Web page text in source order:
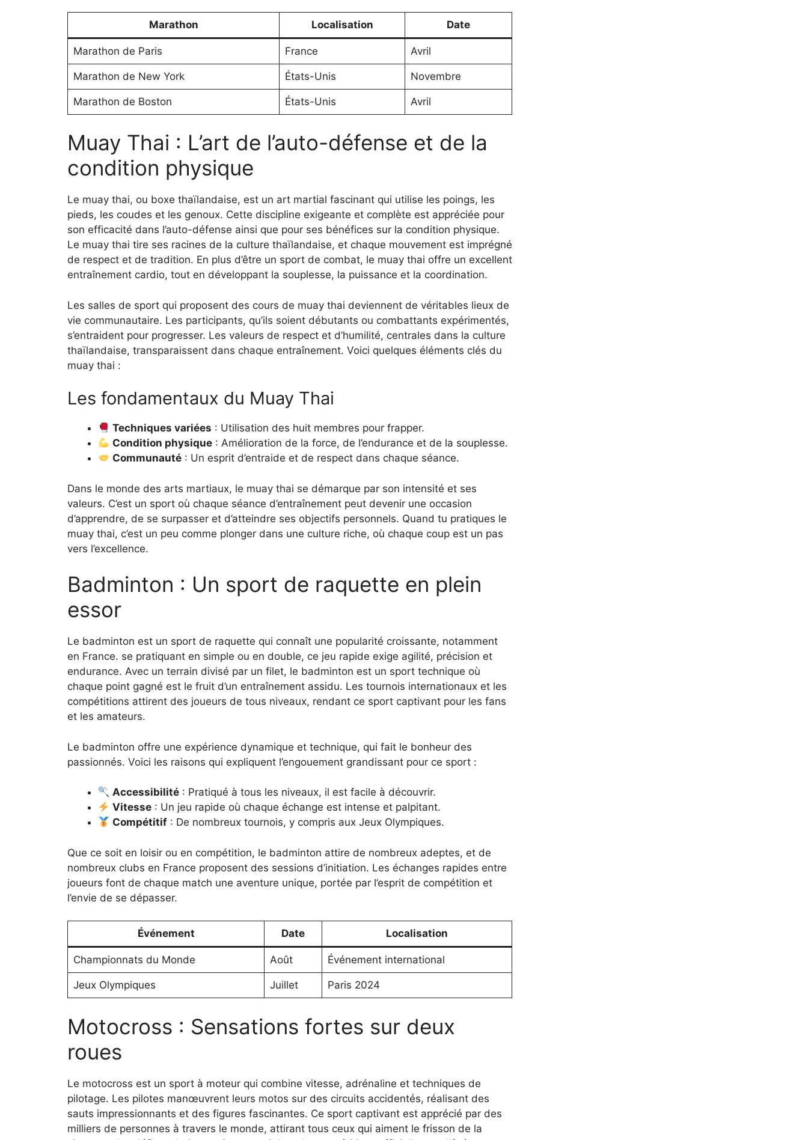
Marathon Localisation Date
Marathon de Paris France Avril
Marathon de New York États-Unis Novembre
Marathon de Boston États-Unis Avril
Muay Thai : L’art de l’auto-défense et de la
condition physique
Le muay thai, ou boxe thaïlandaise, est un art martial fascinant qui utilise les poings, les
pieds, les coudes et les genoux. Cette discipline exigeante et complète est appréciée pour
son efficacité dans l’auto-défense ainsi que pour ses bénéfices sur la condition physique.
Le muay thai tire ses racines de la culture thaïlandaise, et chaque mouvement est imprégné
de respect et de tradition. En plus d’être un sport de combat, le muay thai offre un excellent
entraînement cardio, tout en développant la souplesse, la puissance et la coordination.
Les salles de sport qui proposent des cours de muay thai deviennent de véritables lieux de
vie communautaire. Les participants, qu’ils soient débutants ou combattants expérimentés,
s’entraident pour progresser. Les valeurs de respect et d’humilité, centrales dans la culture
thaïlandaise, transparaissent dans chaque entraînement. Voici quelques éléments clés du
muay thai :
Les fondamentaux du Muay Thai
Techniques variées : Utilisation des huit membres pour frapper.
Condition physique : Amélioration de la force, de l’endurance et de la souplesse.
Communauté : Un esprit d’entraide et de respect dans chaque séance.
Dans le monde des arts martiaux, le muay thai se démarque par son intensité et ses
valeurs. C’est un sport où chaque séance d’entraînement peut devenir une occasion
d’apprendre, de se surpasser et d’atteindre ses objectifs personnels. Quand tu pratiques le
muay thai, c’est un peu comme plonger dans une culture riche, où chaque coup est un pas
vers l’excellence.
Badminton : Un sport de raquette en plein
essor
Le badminton est un sport de raquette qui connaît une popularité croissante, notamment
en France. se pratiquant en simple ou en double, ce jeu rapide exige agilité, précision et
endurance. Avec un terrain divisé par un filet, le badminton est un sport technique où
chaque point gagné est le fruit d’un entraînement assidu. Les tournois internationaux et les
compétitions attirent des joueurs de tous niveaux, rendant ce sport captivant pour les fans
et les amateurs.
Le badminton offre une expérience dynamique et technique, qui fait le bonheur des
passionnés. Voici les raisons qui expliquent l’engouement grandissant pour ce sport :
Accessibilité : Pratiqué à tous les niveaux, il est facile à découvrir.
Vitesse : Un jeu rapide où chaque échange est intense et palpitant.
Compétitif : De nombreux tournois, y compris aux Jeux Olympiques.
Que ce soit en loisir ou en compétition, le badminton attire de nombreux adeptes, et de
nombreux clubs en France proposent des sessions d’initiation. Les échanges rapides entre
joueurs font de chaque match une aventure unique, portée par l’esprit de compétition et
l’envie de se dépasser.
Événement Date Localisation
Championnats du Monde Août Événement international
Jeux Olympiques Juillet Paris 2024
Motocross : Sensations fortes sur deux
roues
Le motocross est un sport à moteur qui combine vitesse, adrénaline et techniques de
pilotage. Les pilotes manœuvrent leurs motos sur des circuits accidentés, réalisant des
sauts impressionnants et des figures fascinantes. Ce sport captivant est apprécié par des
milliers de personnes à travers le monde, attirant tous ceux qui aiment le frisson de la